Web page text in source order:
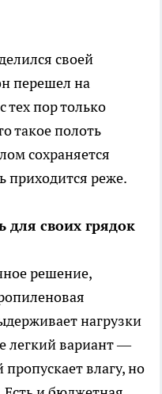
своей
перешел на
тех пор только
такое полоть
сохраняется
приходится реже.
для своих грядок
решение,
нагрузки
легкий вариант —
влагу, но